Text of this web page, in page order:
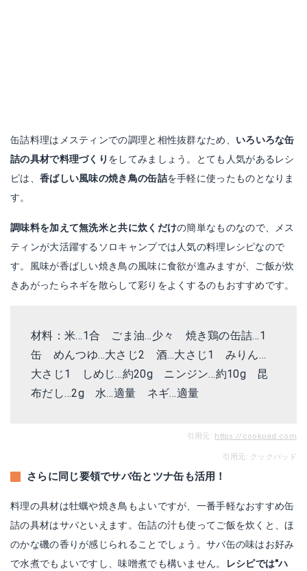
缶詰料理はメスティンでの調理と相性抜群なため、 いろいろな缶
詰の具材で料理づくり をしてみましょう。とても人気があるレシ
ピは、 香ばしい風味の焼き鳥の缶詰を手軽に使ったものとなりま
す。
調味料を加えて無洗米と共に炊くだけの簡単なものなので、メス
ティンが大活躍するソロキャンプでは人気の料理レシピなので
す。風味が香ばしい焼き鳥の風味に食欲が進みますが、ご飯が炊
きあがったらネギを散らして彩りをよくするのもおすすめです。
材料：米…1合 ごま油…少々 焼き鶏の缶詰…1
缶 めんつゆ…大さじ2 酒…大さじ1 みりん…
大さじ1 しめじ…約20g ニンジン…約10g 昆
布だし…2g 水…適量 ネギ…適量
引用元: https://cookpad.com
引用元: クックパッド
さらに同じ要領でサバ缶とツナ缶も活用！
料理の具材は牡蠣や焼き鳥もよいですが、一番手軽なおすすめ缶
詰の具材はサバといえます。缶詰の汁も使ってご飯を炊くと、ほ
のかな磯の香りが感じられることでしょう。サバ缶の味はお好み
で水煮でもよいですし、味噌煮でも構いません。
レシピでは″ハ